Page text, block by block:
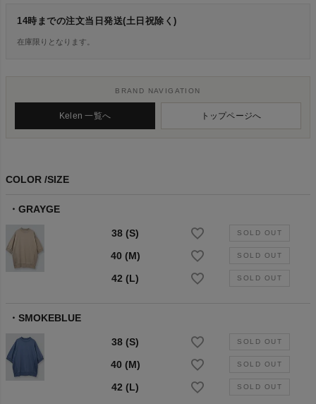
14時までの注文当日発送(土日祝除く)
在庫限りとなります。
BRAND NAVIGATION
Kelen 一覧へ トップページへ
COLOR SIZE
GRAYGE
38 (S)
40 (M)
42 (L)
SMOKEBLUE
38 (S)
40 (M)
42 (L)